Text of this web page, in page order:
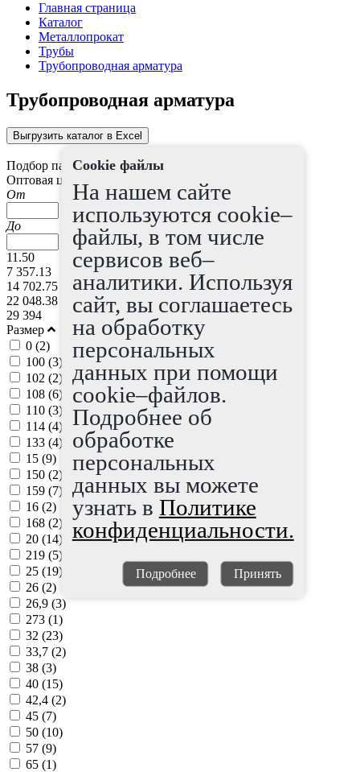
Главная страница
Каталог
Металлопрокат
Трубы
Трубопроводная арматура
Трубопроводная арматура
Выгрузить каталог в Excel
Подбор параметров
Оптовая цена
От
До
11.50
7 357.13
14 702.75
22 048.38
29 394
Размер
0 (2)
100 (3)
102 (2)
108 (6)
110 (3)
114 (4)
133 (4)
15 (9)
150 (2)
159 (7)
16 (2)
168 (2)
20 (14)
219 (5)
25 (19)
26 (2)
26,9 (3)
273 (1)
32 (23)
33,7 (2)
38 (3)
40 (15)
42,4 (2)
45 (7)
50 (10)
57 (9)
65 (1)
Cookie файлы
На нашем сайте
используются cookie–
файлы, в том числе
сервисов веб–
аналитики. Используя
сайт, вы соглашаетесь
на обработку
персональных
данных при помощи
cookie–файлов.
Подробнее об
обработке
персональных
данных вы можете
узнать в Политике
конфиденциальности.
Подробнее Принять